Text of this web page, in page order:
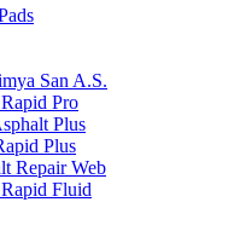
San A.S.
Pro
Plus
Plus
Repair Web
Fluid